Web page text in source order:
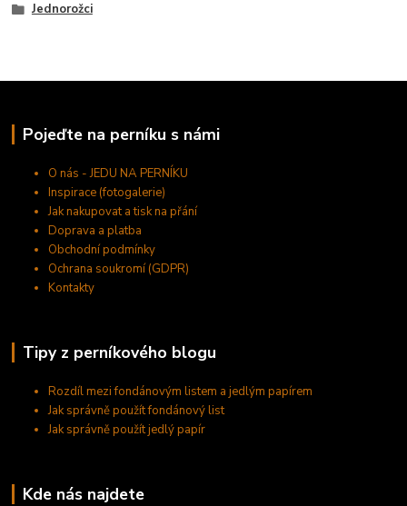
Jednorožci
Pojeďte na perníku s námi
O nás - JEDU NA PERNÍKU
Inspirace (fotogalerie)
Jak nakupovat a tisk na přání
Doprava a platba
Obchodní podmínky
Ochrana soukromí (GDPR)
Kontakty
Tipy z perníkového blogu
Rozdíl mezi fondánovým listem a jedlým papírem
Jak správně použít fondánový list
Jak správně použít jedlý papír
Kde nás najdete